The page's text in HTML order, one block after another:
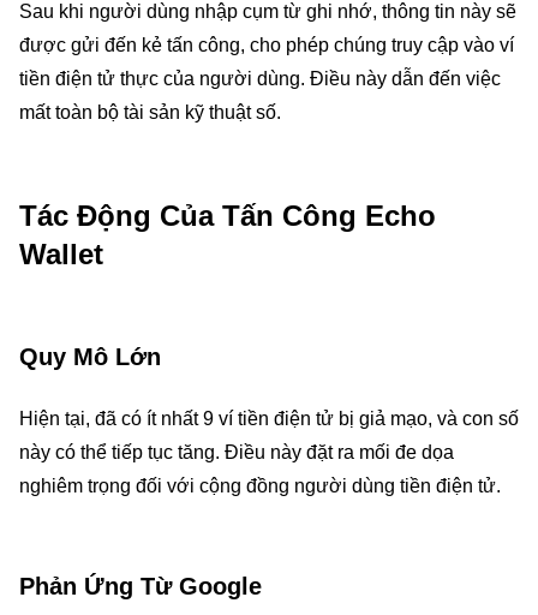
Sau khi người dùng nhập cụm từ ghi nhớ, thông tin này sẽ
được gửi đến kẻ tấn công, cho phép chúng truy cập vào ví
tiền điện tử thực của người dùng. Điều này dẫn đến việc
mất toàn bộ tài sản kỹ thuật số.
Tác Động Của Tấn Công Echo
Wallet
Quy Mô Lớn
Hiện tại, đã có ít nhất 9 ví tiền điện tử bị giả mạo, và con số
này có thể tiếp tục tăng. Điều này đặt ra mối đe dọa
nghiêm trọng đối với cộng đồng người dùng tiền điện tử.
Phản Ứng Từ Google